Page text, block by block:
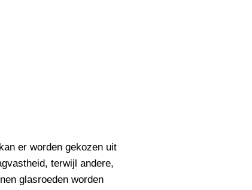
er worden gekozen uit
terwijl andere,
glasroeden worden